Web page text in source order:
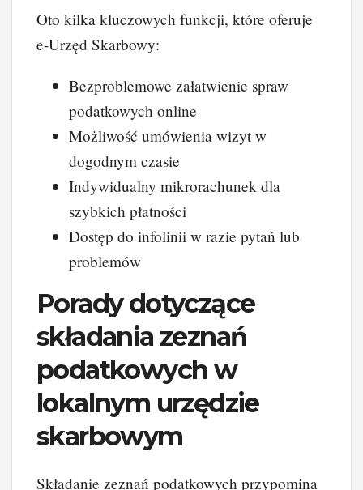
Oto kilka kluczowych funkcji, które oferuje
e-Urzęd Skarbowy:
Bezproblemowe załatwienie spraw
podatkowych online
Możliwość umówienia wizyt w
dogodnym czasie
Indywidualny mikrorachunek dla
szybkich płatności
Dostęp do infolinii w razie pytań lub
problemów
Porady dotyczące
składania zeznań
podatkowych w
lokalnym urzędzie
skarbowym
Składanie zeznań podatkowych przypomina